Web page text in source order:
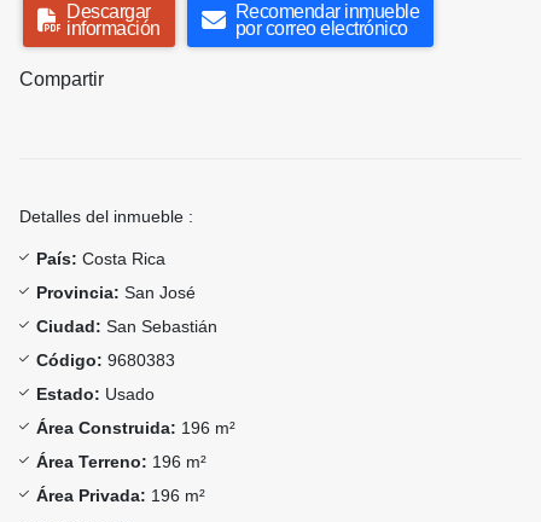
Descargar
información
Recomendar inmueble
por correo electrónico
Compartir
Detalles del inmueble :
País: Costa Rica
Provincia: San José
Ciudad: San Sebastián
Código: 9680383
Estado: Usado
Área Construida: 196 m²
Área Terreno: 196 m²
Área Privada: 196 m²